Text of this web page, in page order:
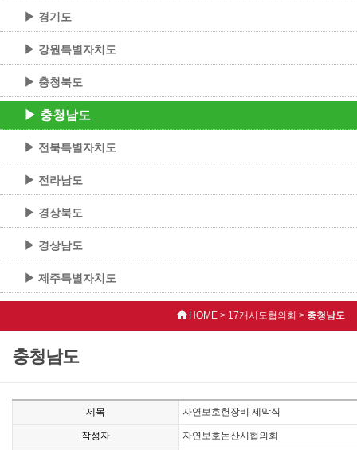
▶ 경기도
▶ 강원특별자치도
▶ 충청북도
▶ 충청남도
▶ 전북특별자치도
▶ 전라남도
▶ 경상북도
▶ 경상남도
▶ 제주특별자치도
HOME > 17개시도협의회 > 충청남도
충청남도
제목 자연보호헌장비 제막식
작성자 자연보호논산시협의회